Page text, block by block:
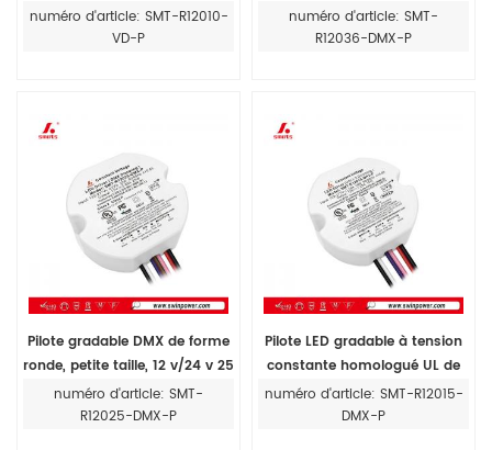
forme ronde, dimmable 0-10V,
12V 24V pour éclairages LED
numéro d'article: SMT-R12010-
VD-P
v CA 36 W 40 W pour intérieur
numéro d'article: SMT-
R12036-DMX-P
Pilote gradable DMX de forme
ronde, petite taille, 12 v/24 v 25
W pour éclairage LED
numéro d'article: SMT-
R12025-DMX-P
Pilote LED gradable à tension
constante homologué UL de
forme ronde 15 W 24 V IP20
pour intérieur
numéro d'article: SMT-R12015-
DMX-P